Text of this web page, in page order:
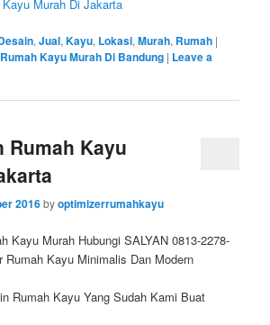
Murah Di Jakarta
,Jual,Kayu, Lokasi,Murah, Rumah |
Kayu Murah Di Bandung | Leave a
Rumah Kayu
2016byoptimizerrumahkayu
Kayu Murah Hubungi SALYAN 0813-2278-
Rumah Kayu Minimalis Dan Modern
Rumah Kayu Yang Sudah Kami Buat